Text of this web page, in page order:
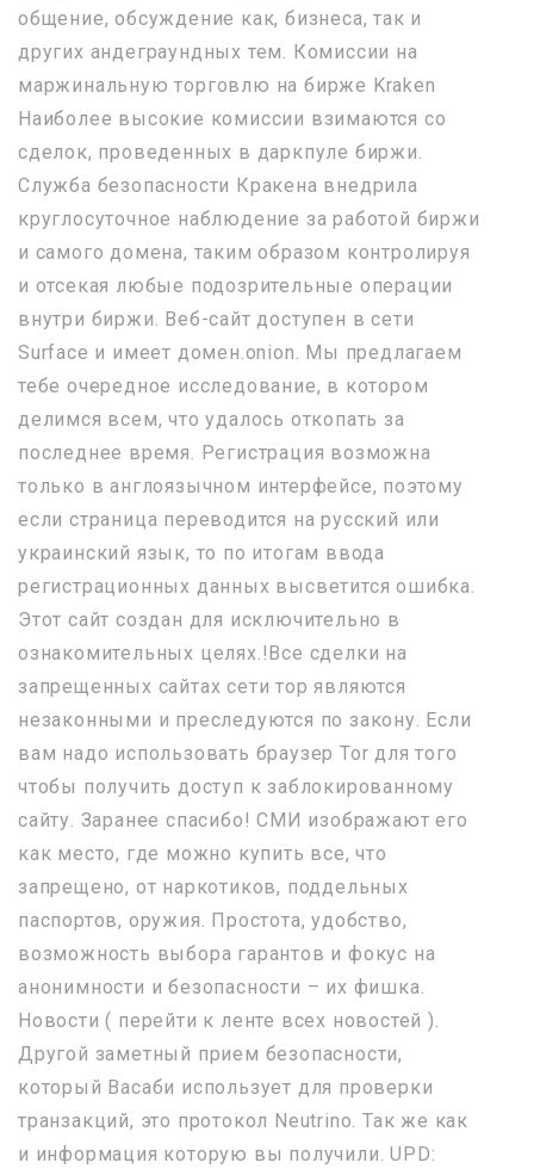
общение, обсуждение как, бизнеса, так и
других андеграундных тем. Комиссии на
маржинальную торговлю на бирже Kraken
Наиболее высокие комиссии взимаются со
сделок, проведенных в даркпуле биржи.
Служба безопасности Кракена внедрила
круглосуточное наблюдение за работой биржи
и самого домена, таким образом контролируя
и отсекая любые подозрительные операции
внутри биржи. Веб-сайт доступен в сети
Surface и имеет домен.onion. Мы предлагаем
тебе очередное исследование, в котором
делимся всем, что удалось откопать за
последнее время. Регистрация возможна
только в англоязычном интерфейсе, поэтому
если страница переводится на русский или
украинский язык, то по итогам ввода
регистрационных данных высветится ошибка.
Этот сайт создан для исключительно в
ознакомительных целях.!Все сделки на
запрещенных сайтах сети тор являются
незаконными и преследуются по закону. Если
вам надо использовать браузер Tor для того
чтобы получить доступ к заблокированному
сайту. Заранее спасибо! СМИ изображают его
как место, где можно купить все, что
запрещено, от наркотиков, поддельных
паспортов, оружия. Простота, удобство,
возможность выбора гарантов и фокус на
анонимности и безопасности – их фишка.
Новости ( перейти к ленте всех новостей ).
Другой заметный прием безопасности,
который Васаби использует для проверки
транзакций, это протокол Neutrino. Так же как
и информация которую вы получили. UPD: